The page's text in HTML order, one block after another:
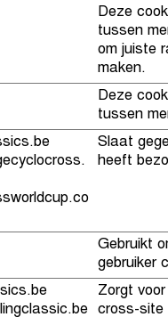
Deze
tussen
om juiste
maken.
Deze
tussen
Slaat
heeft
Gebruikt
gebruiker
Zorgt
cross-site